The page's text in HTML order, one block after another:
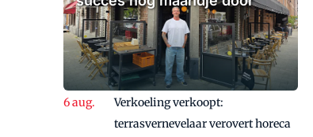
Verkoeling verkoopt:
terrasvernevelaar verovert horeca